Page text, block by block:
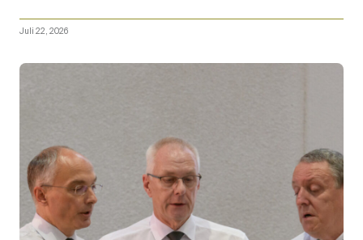
Juli 22, 2026